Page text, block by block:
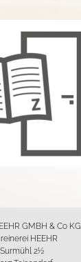
GMBH & Co KG
HEEHR
Surmühl 2½